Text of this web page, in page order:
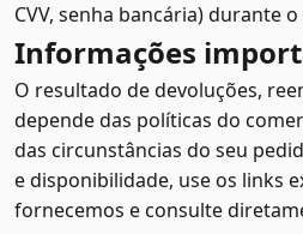
CVV, senha bancária) durante
Informações
O resultado de devoluções,
depende das políticas do
das circunstâncias do seu
e disponibilidade, use os links
fornecemos e consulte